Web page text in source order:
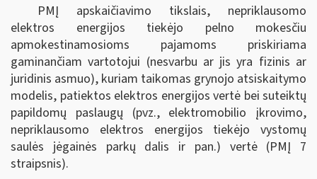
PMĮ apskaičiavimo tikslais, nepriklausomo
elektros energijos tiekėjo pelno mokesčiu
apmokestinamosioms pajamoms priskiriama
gaminančiam vartotojui (nesvarbu ar jis yra fizinis ar
juridinis asmuo), kuriam taikomas grynojo atsiskaitymo
modelis, patiektos elektros energijos vertė bei suteiktų
papildomų paslaugų (pvz., elektromobilio įkrovimo,
nepriklausomo elektros energijos tiekėjo vystomų
saulės jėgainės parkų dalis ir pan.) vertė (PMĮ 7
straipsnis).